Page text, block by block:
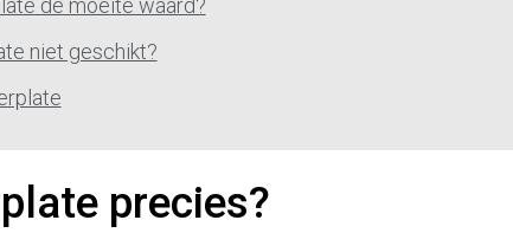
de moeite waard?
niet geschikt?
precies?